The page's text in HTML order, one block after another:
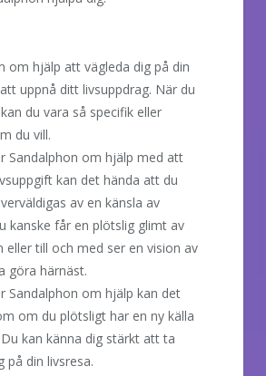
om hjälp att vägleda dig på din
uppnå ditt livsuppdrag. När du
du vara så specifik eller
du vill.
Sandalphon om hjälp med att
kan det hända att du
av en känsla av
kanske får en plötslig glimt av
eller till och med ser en vision av
göra härnäst.
Sandalphon om hjälp kan det
om du plötsligt har en ny källa
kan känna dig stärkt att ta
på din livsresa.